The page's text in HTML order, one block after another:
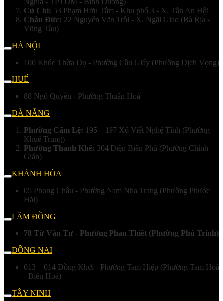
Củ Chi: 53 Phạm Hữu Tâm - Khu phố 3 - X. Tân An Hội
Châu Đức: 22 Nguyễn Văn Trỗi - X. Ngãi Giao (Bà Rịa -
Vũng Tàu)
HÀ NỘI
100 Khúc Thừa Dụ - Phường Cầu Giấy (Phường Dịch Vọng)
HUẾ
88 Ngô Quyền - Phường Thuận Hoá
ĐÀ NẴNG
Phường Cẩm Lệ: 195 – 197 Xô Viết Nghệ Tĩnh (Phường
Khuê Trung)
Phường Thanh Khê: 304 Điện Biên Phủ (Phường Chính
Gián)
KHÁNH HÒA
05 Phong Châu - Phường Nam Nha Trang (Phường Phước
Hải)
LÂM ĐỒNG
78 Từ Văn Tư - Phường Phan Thiết (Phường Phú Trinh)
ĐỒNG NAI
013 – 014 Đồng Khởi - Phường Tam Hiệp (Phường Tam Hoà
- Biên Hoà)
TÂY NINH